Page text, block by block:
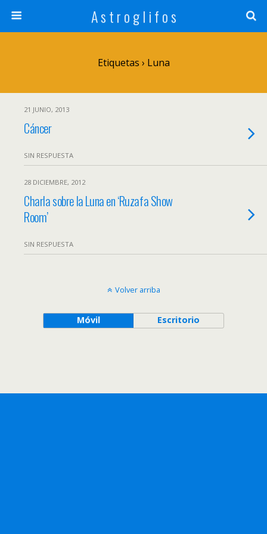
A s t r o g l i f o s
Etiquetas › Luna
21 JUNIO, 2013
Cáncer
SIN RESPUESTA
28 DICIEMBRE, 2012
Charla sobre la Luna en ‘Ruzafa Show
Room’
SIN RESPUESTA
Volver arriba
Móvil Escritorio